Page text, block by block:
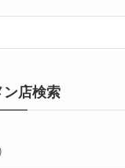
ン店検索